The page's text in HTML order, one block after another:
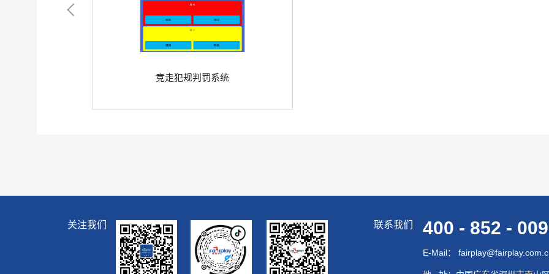
竞走犯规判罚系统
关注我们 联系我们 400 - 852 -
E-Mail：